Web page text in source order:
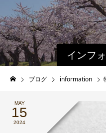
インフ
ブログ information
MAY
15
2024